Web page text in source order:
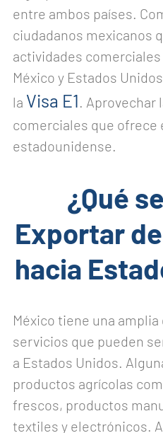
entre ambos países.
ciudadanos mexicanos
actividades
México y Estados
la Visa E1 .
comerciales que ofrece
estadounidense.
¿Qué
Exportar
hacia
México tiene una
servicios que pueden
a Estados Unidos.
productos agrícolas
frescos, productos
textiles y electrónicos.